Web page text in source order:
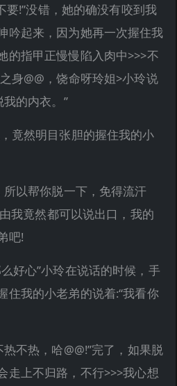
要!”没错，她的确没有咬到我
吟起来，因为她再一次握住我
的指甲正慢慢陷入肉中>>>不
身@@，饶命呀玲姐>小玲说
的内衣。”
竟然明目张胆的握住我的小
以帮你脱一下，免得流汗
我竟然都可以说出口，我的
吧!
好心”小玲在说话的时候，手
住我的小老弟的说着:“我看你
不热，哈@@!”完了，如果脱
走上不归路，不行>>>我心想